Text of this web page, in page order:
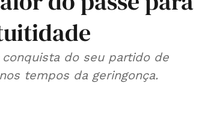
do seu partido de
tempos da geringonça.